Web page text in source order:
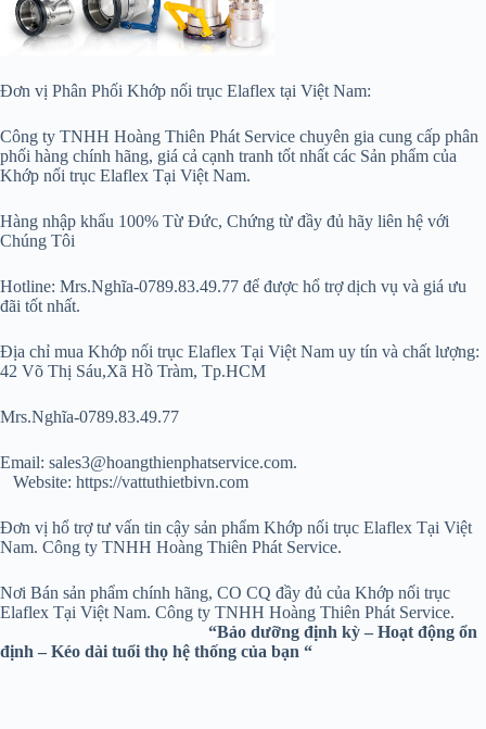
Đơn vị Phân Phối Khớp nối trục Elaflex tại Việt Nam:
Công ty TNHH Hoàng Thiên Phát Service chuyên gia cung cấp phân
phối hàng chính hãng, giá cả cạnh tranh tốt nhất các Sản phẩm của
Khớp nối trục Elaflex Tại Việt Nam.
Hàng nhập khẩu 100% Từ Đức, Chứng từ đầy đủ hãy liên hệ với
Chúng Tôi
Hotline: Mrs.Nghĩa-0789.83.49.77 để được hổ trợ dịch vụ và giá ưu
đãi tốt nhất.
Địa chỉ mua Khớp nối trục Elaflex Tại Việt Nam uy tín và chất lượng:
42 Võ Thị Sáu,Xã Hồ Tràm, Tp.HCM
Mrs.Nghĩa-0789.83.49.77
Email: sales3@hoangthienphatservice.com.
Website: https://vattuthietbivn.com
Đơn vị hổ trợ tư vấn tin cậy sản phẩm Khớp nối trục Elaflex Tại Việt
Nam. Công ty TNHH Hoàng Thiên Phát Service.
Nơi Bán sản phẩm chính hãng, CO CQ đầy đủ của Khớp nối trục
Elaflex Tại Việt Nam. Công ty TNHH Hoàng Thiên Phát Service.
“Bảo dưỡng định kỳ – Hoạt động ổn
định – Kéo dài tuổi thọ hệ thống của bạn “